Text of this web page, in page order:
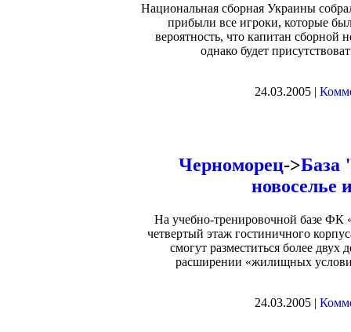
Национальная сборная Украины
прибыли все игроки, которые
вероятность, что капитан сборной
однако будет
24.03.2005 |
Черноморец->База
новоселье
На учебно-тренировочной базе ФК
четвертый этаж гостиничного
смогут разместиться более двух
расширении «жилищных
24.03.2005 |